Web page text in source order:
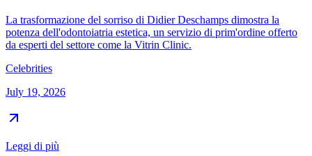
La trasformazione del sorriso di Didier Deschamps dimostra la
potenza dell'odontoiatria estetica, un servizio di prim'ordine offerto
da esperti del settore come la Vitrin Clinic.
Celebrities
July 19, 2026
Leggi di più